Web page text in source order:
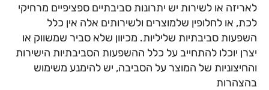
לאריזה או לשירות יש יתרונות סביבתיים ספציפיים מרחיקי
לכת, או לחלופין שלמוצרים ולשירותים אלה אין כלל
השפעות סביבתיות שליליות. מכיוון שלא סביר שמשווק או
יצרן יוכלו להתחייב על כלל ההשפעות הסביבתיות הישירות
והחיצוניות של המוצר על הסביבה, יש להימנע משימוש
בהצהרות